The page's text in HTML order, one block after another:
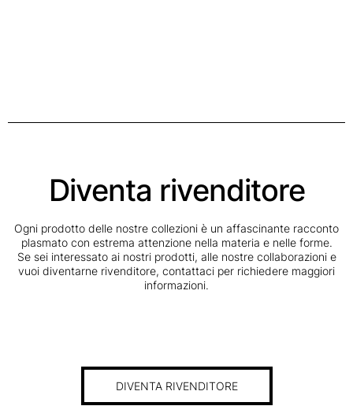
Diventa rivenditore
Ogni prodotto delle nostre collezioni è un affascinante racconto
plasmato con estrema attenzione nella materia e nelle forme.
Se sei interessato ai nostri prodotti, alle nostre collaborazioni e
vuoi diventarne rivenditore, contattaci per richiedere maggiori
informazioni.
DIVENTA RIVENDITORE